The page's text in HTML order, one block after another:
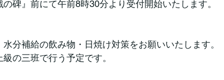
碑』前にて午前8時30分より受付開始いたします。
分補給の飲み物・日焼け対策をお願いいたします。
の三班で行う予定です。